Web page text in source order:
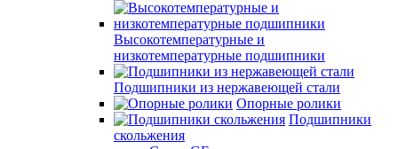
Высокотемпературные и
низкотемпературные подшипники
Подшипники из нержавеющей стали
Опорные ролики
Подшипники
скольжения